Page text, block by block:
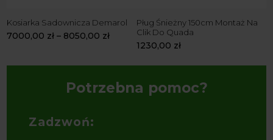
Kosiarka Sadownicza Demarol
7000,00 zł – 8050,00 zł
Pług Śnieżny 150cm Montaż Na
Clik Do Quada
1230,00 zł
Potrzebna pomoc?
Zadzwoń: